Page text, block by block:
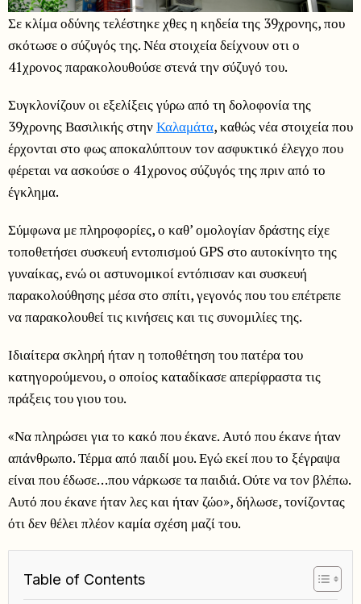
Σε κλίμα οδύνης τελέστηκε χθες η κηδεία της 39χρονης, που
σκότωσε ο σύζυγός της. Νέα στοιχεία δείχνουν οτι ο
41χρονος παρακολουθούσε στενά την σύζυγό του.
Συγκλονίζουν οι εξελίξεις γύρω από τη δολοφονία της
39χρονης Βασιλικής στηνΚαλαμάτα, καθώς νέα στοιχεία που
έρχονται στο φως αποκαλύπτουν τον ασφυκτικό έλεγχο που
φέρεται να ασκούσε ο 41χρονος σύζυγός της πριν από το
έγκλημα.
Σύμφωνα με πληροφορίες, ο καθ’ ομολογίαν δράστης είχε
τοποθετήσει συσκευή εντοπισμού GPS στο αυτοκίνητο της
γυναίκας, ενώ οι αστυνομικοί εντόπισαν και συσκευή
παρακολούθησης μέσα στο σπίτι, γεγονός που του επέτρεπε
να παρακολουθεί τις κινήσεις και τις συνομιλίες της.
Ιδιαίτερα σκληρή ήταν η τοποθέτηση του πατέρα του
κατηγορούμενου, ο οποίος καταδίκασε απερίφραστα τις
πράξεις του γιου του.
«Να πληρώσει για το κακό που έκανε. Αυτό που έκανε ήταν
απάνθρωπο. Τέρμα από παιδί μου. Εγώ εκεί που το ξέγραψα
είναι που έδωσε…που νάρκωσε τα παιδιά. Ούτε να τον βλέπω.
Αυτό που έκανε ήταν λες και ήταν ζώο», δήλωσε, τονίζοντας
ότι δεν θέλει πλέον καμία σχέση μαζί του.
Table of Contents